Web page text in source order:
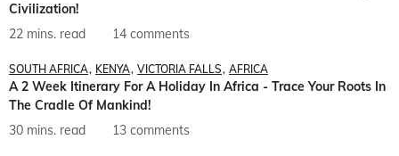
Civilization!
22 mins. read
14 comments
SOUTH AFRICA KENYA VICTORIA FALLS AFRICA
A 2 Week Itinerary For A Holiday In Africa - Trace Your Roots In
The Cradle Of Mankind!
30 mins. read
13 comments